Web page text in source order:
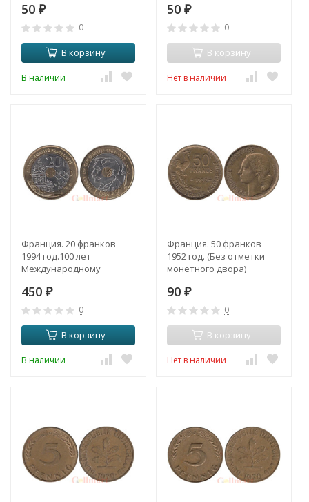
50 ₽
0
В корзину
В наличии
50 ₽
0
В корзину
Нет в наличии
Франция. 20 франков
1994 год.100 лет
Международному
450 ₽
0
В корзину
В наличии
Франция. 50 франков
1952 год. (Без отметки
монетного двора)
90 ₽
0
В корзину
Нет в наличии